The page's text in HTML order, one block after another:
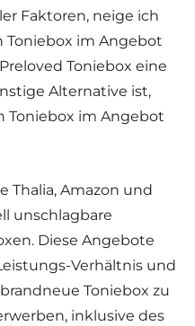
Faktoren, neige ich
Toniebox im Angebot
Toniebox eine
Alternative ist,
Toniebox im Angebot
Thalia, Amazon und
unschlagbare
Diese Angebote
Verhältnis und
Toniebox zu
inklusive des